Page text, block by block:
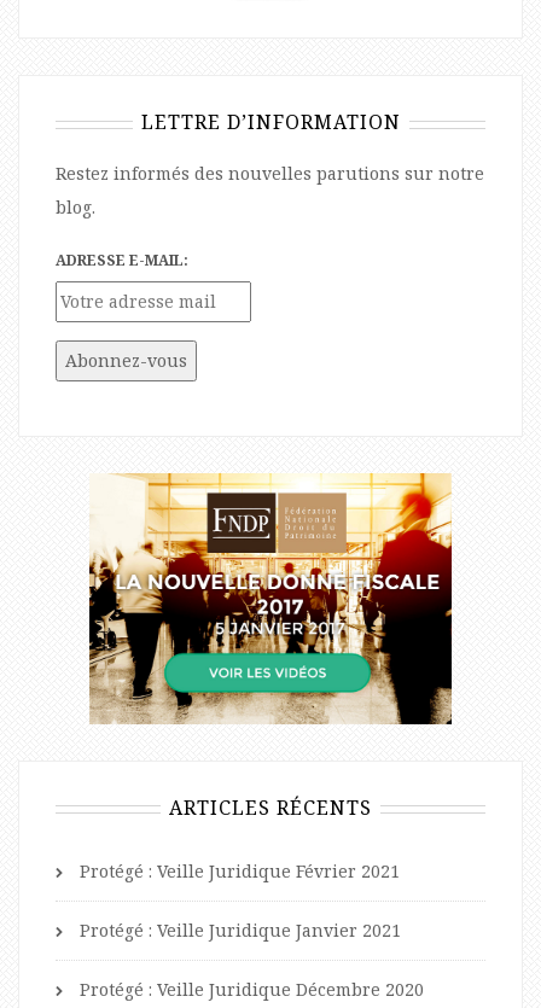
LETTRE D’INFORMATION
Restez informés des nouvelles parutions sur notre
blog.
ADRESSE E-MAIL:
ARTICLES RÉCENTS
Protégé : Veille Juridique Février 2021
Protégé : Veille Juridique Janvier 2021
Protégé : Veille Juridique Décembre 2020